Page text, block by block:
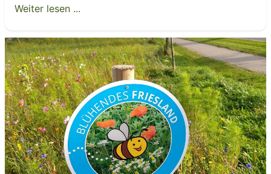
Weiter lesen ...